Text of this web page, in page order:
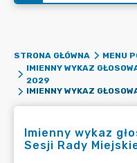
STRONA GŁÓWNA MENU
IMIENNY WYKAZ
2029
Imienny wykaz
Sesji Rady